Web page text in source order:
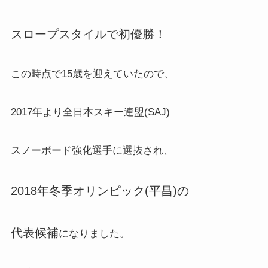
スロープスタイルで初優勝！
この時点で15歳を迎えていたので、
2017年より全日本スキー連盟(SAJ)
スノーボード強化選手に選抜され、
2018年冬季オリンピック(平昌)の
代表候補になりました。